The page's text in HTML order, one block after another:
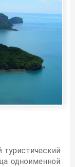
туристический
одноименной